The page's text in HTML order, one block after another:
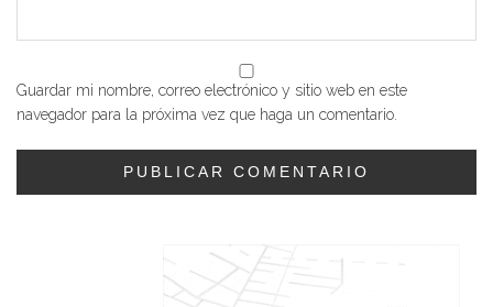
Guardar mi nombre, correo electrónico y sitio web en este
navegador para la próxima vez que haga un comentario.